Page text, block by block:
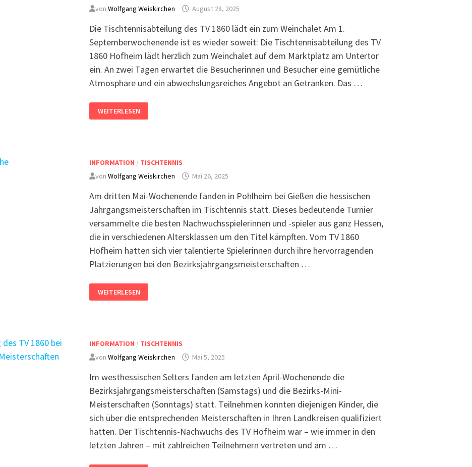
von Wolfgang Weiskirchen August 28, 2025
Die Tischtennisabteilung des TV 1860 lädt ein zum Weinchalet Am 1.
Septemberwochenende ist es wieder soweit: Die Tischtennisabteilung des TV
1860 Hofheim lädt herzlich zum Weinchalet auf dem Marktplatz am Untertor
ein. An zwei Tagen erwartet die Besucherinnen und Besucher eine gemütliche
Atmosphäre und ein abwechslungsreiches Angebot an Getränken. Das …
WEITERLESEN
INFORMATION / TISCHTENNIS
von Wolfgang Weiskirchen Mai 26, 2025
Am dritten Mai-Wochenende fanden in Pohlheim bei Gießen die hessischen
Jahrgangsmeisterschaften im Tischtennis statt. Dieses bedeutende Turnier
versammelte die besten Nachwuchsspielerinnen und -spieler aus ganz Hessen,
die in verschiedenen Altersklassen um den Titel kämpften. Vom TV 1860
Hofheim hatten sich vier talentierte Spielerinnen durch ihre hervorragenden
Platzierungen bei den Bezirksjahrgangsmeisterschaften …
WEITERLESEN
INFORMATION / TISCHTENNIS
von Wolfgang Weiskirchen Mai 5, 2025
Im westhessischen Selters fanden am letzten April-Wochenende die
Bezirksjahrgangs­meisterschaften (Samstags) und die Bezirks-Mini-
Meisterschaften (Sonn­tags) statt. Teilnehmen konnten diejenigen Kinder, die
sich über die entspre­chenden Meisterschaften in Ihren Landkreisen qualifiziert
hatten. Der Tischtennis-Nachwuchs des TV Hofheim war – wie immer in den
letzten Jahren – mit zahlreichen Teilnehmern vertreten und am …